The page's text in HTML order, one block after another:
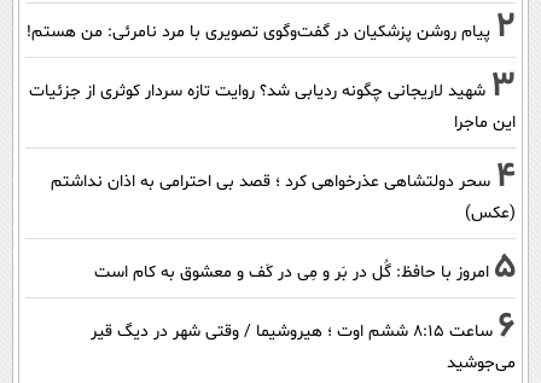
2 پیام روشن پزشکیان در گفت‌و‌گوی تصویری با مرد نامرئی: من هستم!
3 شهید لاریجانی چگونه ردیابی شد؟ روایت تازه سردار کوثری از جزئیات
این ماجرا
4 سحر دولتشاهی عذرخواهی کرد ؛ قصد بی احترامی به اذان نداشتم
(عکس)
5 امروز با حافظ: گُل در بَر و مِی در کَف و معشوق به کام است
6
ساعت ۸:۱۵ ششم اوت ؛ هیروشیما / وقتی شهر در دیگ قیر
می‌جوشید